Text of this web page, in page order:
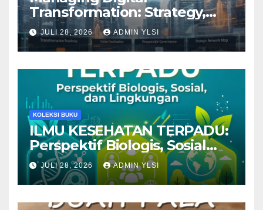
Transformation: Strategy,
Responsible Governance,
and Value Realisation
JULI 28, 2026 ADMIN YLSI
KOLEKSI BUKU
ILMU KESEHATAN TERPADU:
Perspektif Biologis, Sosial
dan Lingkungan
JULI 28, 2026 ADMIN YLSI